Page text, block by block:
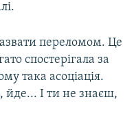
переломом. Це
спостерігала за
така асоціація.
йде... І ти не знаєш,